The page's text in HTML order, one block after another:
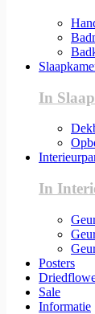
In
In
Posters
Sale
Informatie